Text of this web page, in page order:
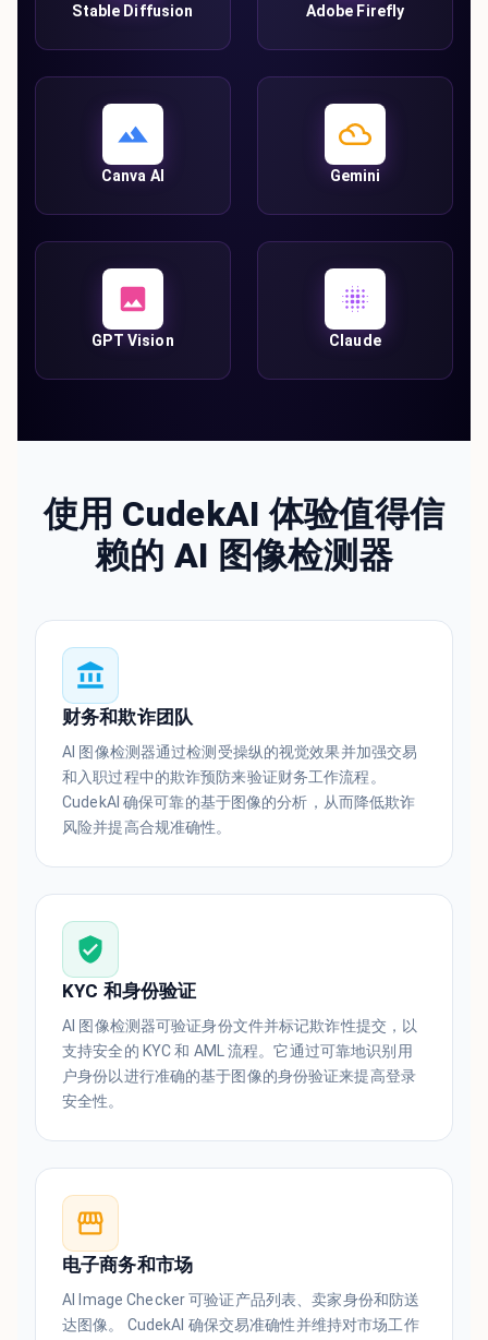
Stable Diffusion Adobe Firefly
Canva AI Gemini
GPT Vision Claude
使用 CudekAI 体验值得信
赖的 AI 图像检测器
财务和欺诈团队
AI 图像检测器通过检测受操纵的视觉效果并加强交易
和入职过程中的欺诈预防来验证财务工作流程。
CudekAI 确保可靠的基于图像的分析，从而降低欺诈
风险并提高合规准确性。
KYC 和身份验证
AI 图像检测器可验证身份文件并标记欺诈性提交，以
支持安全的 KYC 和 AML 流程。它通过可靠地识别用
户身份以进行准确的基于图像的身份验证来提高登录
安全性。
电子商务和市场
AI Image Checker 可验证产品列表、卖家身份和防送
达图像。 CudekAI 确保交易准确性并维持对市场工作